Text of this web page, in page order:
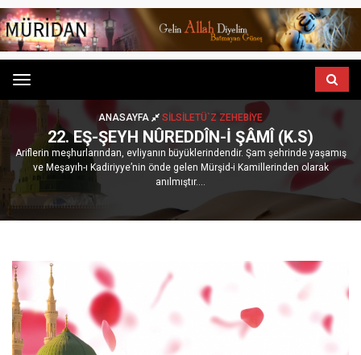
Menu
ANASAYFA SILSILETÜ`Z ZEHEBIYE
22. EŞ-ŞEYH NÛREDDÎN-I ŞÂMÎ (K.S)
Ariflerin meşhurlarından, evliyanın büyüklerindendir. Şam şehrinde yaşamış
ve Meşayıh-ı Kadiriyye’nin önde gelen Mürşid-i Kamillerinden olarak
anılmıştır....